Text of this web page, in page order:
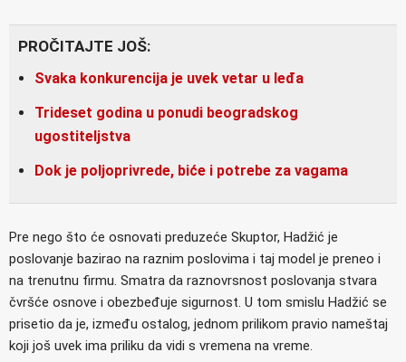
PROČITAJTE JOŠ:
Svaka konkurencija je uvek vetar u leđa
Trideset godina u ponudi beogradskog
ugostiteljstva
Dok je poljoprivrede, biće i potrebe za vagama
Pre nego što će osnovati preduzeće Skuptor, Hadžić je
poslovanje bazirao na raznim poslovima i taj model je preneo i
na trenutnu firmu. Smatra da raznovrsnost poslovanja stvara
čvršće osnove i obezbeđuje sigurnost. U tom smislu Hadžić se
prisetio da je, između ostalog, jednom prilikom pravio nameštaj
koji još uvek ima priliku da vidi s vremena na vreme.